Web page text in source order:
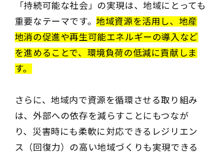
「持続可能な社会」の実現は、地域にとっても
重要なテーマです。地域資源を活用し、地産
地消の促進や再生可能エネルギーの導入など
を進めることで、環境負荷の低減に貢献しま
す。
さらに、地域内で資源を循環させる取り組み
は、外部への依存を減らすことにもつなが
り、災害時にも柔軟に対応できるレジリエン
ス（回復力）の高い地域づくりも実現できる